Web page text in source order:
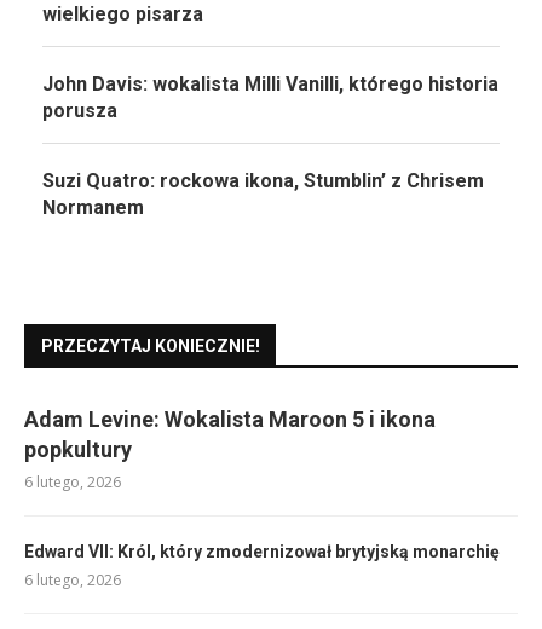
wielkiego pisarza
John Davis: wokalista Milli Vanilli, którego historia
porusza
Suzi Quatro: rockowa ikona, Stumblin’ z Chrisem
Normanem
PRZECZYTAJ KONIECZNIE!
Adam Levine: Wokalista Maroon 5 i ikona
popkultury
6 lutego, 2026
Edward VII: Król, który zmodernizował brytyjską monarchię
6 lutego, 2026